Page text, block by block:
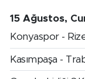
15 Ağustos,
Konyaspor -
Kasımpaşa -